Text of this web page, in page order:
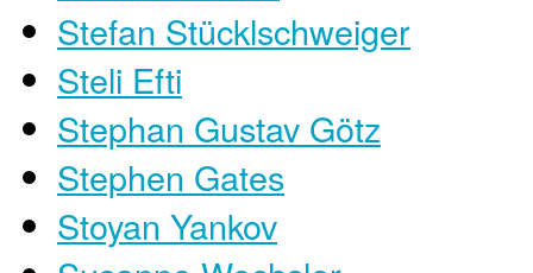
Stefan Stücklschweiger
Steli Efti
Stephan Gustav Götz
Stephen Gates
Stoyan Yankov